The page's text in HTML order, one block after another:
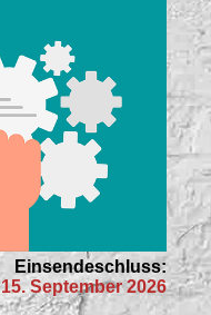
Einsendeschluss:
15. September 2026